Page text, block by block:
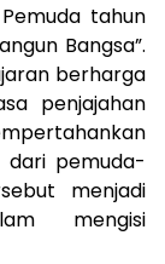
tahun
Bangsa”.
berharga
penjajahan
dari pemuda-
menjadi
mengisi